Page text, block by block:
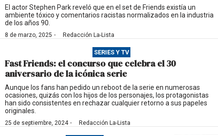
El actor Stephen Park reveló que en el set de Friends existía un
ambiente tóxico y comentarios racistas normalizados en la industria
de los años 90.
8 de marzo, 2025 · Redacción La-Lista
SERIES Y TV
Fast Friends: el concurso que celebra el 30
aniversario de la icónica serie
Aunque los fans han pedido un reboot de la serie en numerosas
ocasiones, quizás con los hijos de los personajes, los protagonistas
han sido consistentes en rechazar cualquier retorno a sus papeles
originales.
25 de septiembre, 2024· Redacción La-Lista